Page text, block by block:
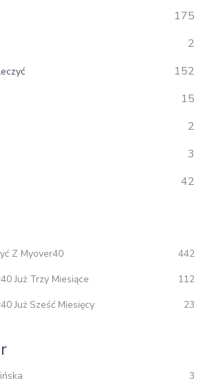
175
2
152
15
2
3
42
Z Myover40
442
Już Trzy Miesiące
112
Już Sześć Miesięcy
23
3